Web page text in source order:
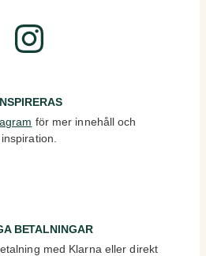
Instagram
för mer innehåll och
inspiration.
BETALNINGAR
med Klarna eller direkt